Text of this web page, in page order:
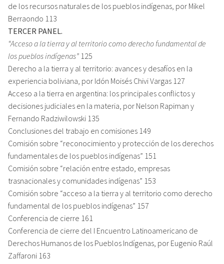
de los recursos naturales de los pueblos indígenas, por Mikel
Berraondo 113
TERCER PANEL.
“Acceso a la tierra y al territorio como derecho fundamental de
los pueblos indígenas” 125
Derecho a la tierra y al territorio: avances y desafíos en la
experiencia boliviana, por Idón Moisés Chivi Vargas 127
Acceso a la tierra en argentina: los principales conflictos y
decisiones judiciales en la materia, por Nelson Rapiman y
Fernando Radziwilowski 135
Conclusiones del trabajo en comisiones 149
Comisión sobre “reconocimiento y protección de los derechos
fundamentales de los pueblos indígenas” 151
Comisión sobre “relación entre estado, empresas
trasnacionales y comunidades indígenas” 153
Comisión sobre “acceso a la tierra y al territorio como derecho
fundamental de los pueblos indígenas” 157
Conferencia de cierre 161
Conferencia de cierre del I Encuentro Latinoamericano de
Derechos Humanos de los Pueblos Indígenas, por Eugenio Raúl
Zaffaroni 163